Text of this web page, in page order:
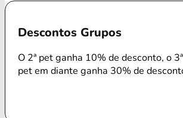
Descontos Grupos
O 2ª pet ganha 10% de desconto, o
pet em diante ganha 30% de